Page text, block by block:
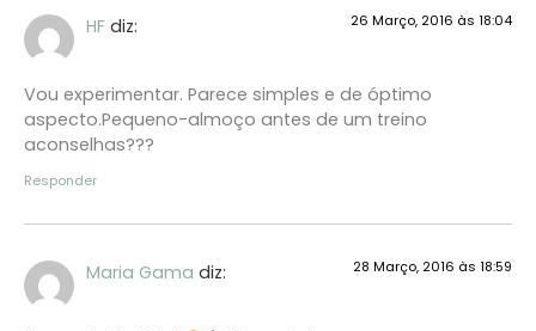
HF diz: 26 Março, 2016 às 18:04
Vou experimentar. Parece simples e de óptimo
aspecto.Pequeno-almoço antes de um treino
aconselhas???
Responder
Maria Gama diz: 28 Março, 2016 às 18:59